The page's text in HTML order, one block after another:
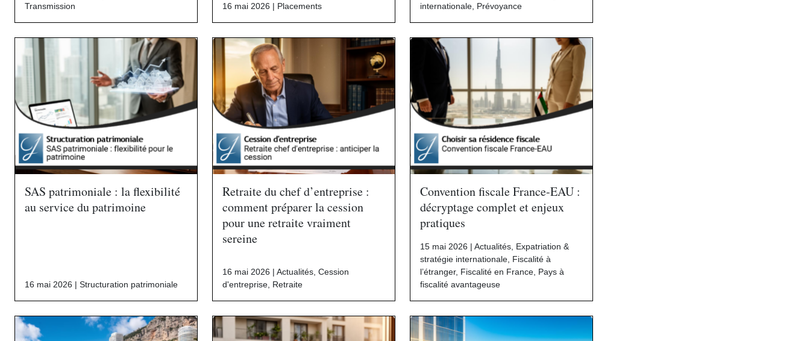
Transmission
16 mai 2026 | Placements
internationale Prévoyance
SAS patrimoniale : la flexibilité
au service du patrimoine
16 mai 2026 | Structuration patrimoniale
Retraite du chef d’entreprise :
comment préparer la cession
pour une retraite vraiment
sereine
16 mai 2026 | Actualités, Cession
d'entreprise, Retraite
Convention fiscale France-EAU :
décryptage complet et enjeux
pratiques
15 mai 2026 | Actualités, Expatriation &
stratégie internationale, Fiscalité à
l’étranger, Fiscalité en France, Pays à
fiscalité avantageuse